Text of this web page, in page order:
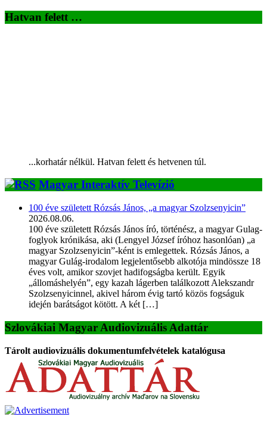
Hatvan felett …
...korhatár nélkül. Hatvan felett és hetvenen túl.
Magyar Interaktív Televízió
100 éve született Rózsás János, „a magyar Szolzsenyicin”
2026.08.06.
100 éve született Rózsás János író, történész, a magyar Gulag-
foglyok krónikása, aki (Lengyel József íróhoz hasonlóan) „a
magyar Szolzsenyicin”-ként is emlegettek. Rózsás János, a
magyar Gulág-irodalom legjelentősebb alkotója mindössze 18
éves volt, amikor szovjet hadifogságba került. Egyik
„állomáshelyén”, egy kazah lágerben találkozott Alekszandr
Szolzsenyicinnel, akivel három évig tartó közös fogságuk
idején barátságot kötött. A két […]
Szlovákiai Magyar Audiovizuális Adattár
Tárolt audiovizuális dokumentumfelvételek katalógusa